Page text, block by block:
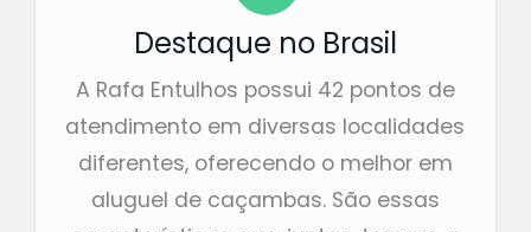
Destaque no Brasil
A Rafa Entulhos possui 42 pontos de
atendimento em diversas localidades
diferentes, oferecendo o melhor em
aluguel de caçambas. São essas